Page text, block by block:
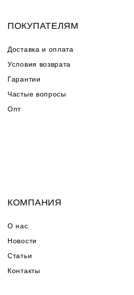
ПОКУПАТЕЛЯМ
Доставка и оплата
Условия возврата
Гарантии
Частые вопросы
Опт
КОМПАНИЯ
О нас
Новости
Статьи
Контакты